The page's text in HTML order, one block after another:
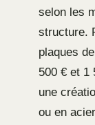
selon les
structure.
plaques
500 € et 1
une
ou en